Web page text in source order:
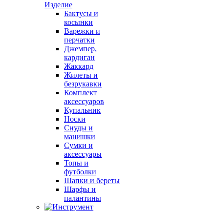
Изделие
Бактусы и
косынки
Варежки и
перчатки
Джемпер,
кардиган
Жаккард
Жилеты и
безрукавки
Комплект
аксессуаров
Купальник
Носки
Снуды и
манишки
Сумки и
аксессуары
Топы и
футболки
Шапки и береты
Шарфы и
палантины